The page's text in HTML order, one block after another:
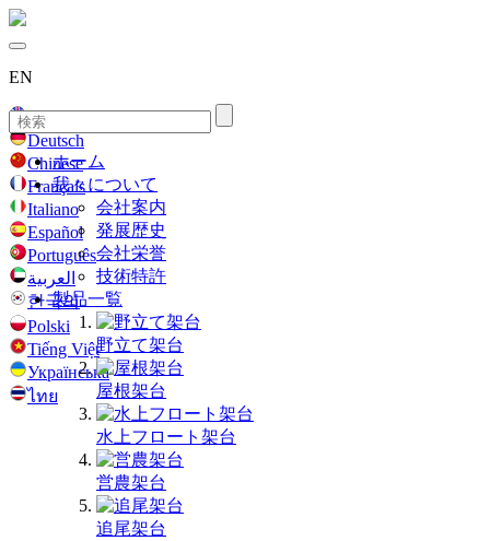
EN
English
Deutsch
Chinese
Français
Italiano
Español
Português
العربية
한국의
Polski
Tiếng Việt
Українська
ไทย
ホーム
我々について
会社案内
発展歴史
会社栄誉
技術特許
製品一覧
野立て架台
屋根架台
水上フロート架台
営農架台
追尾架台